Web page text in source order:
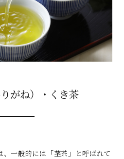
がね）・くき茶
、一般的には「茎茶」と呼ばれて